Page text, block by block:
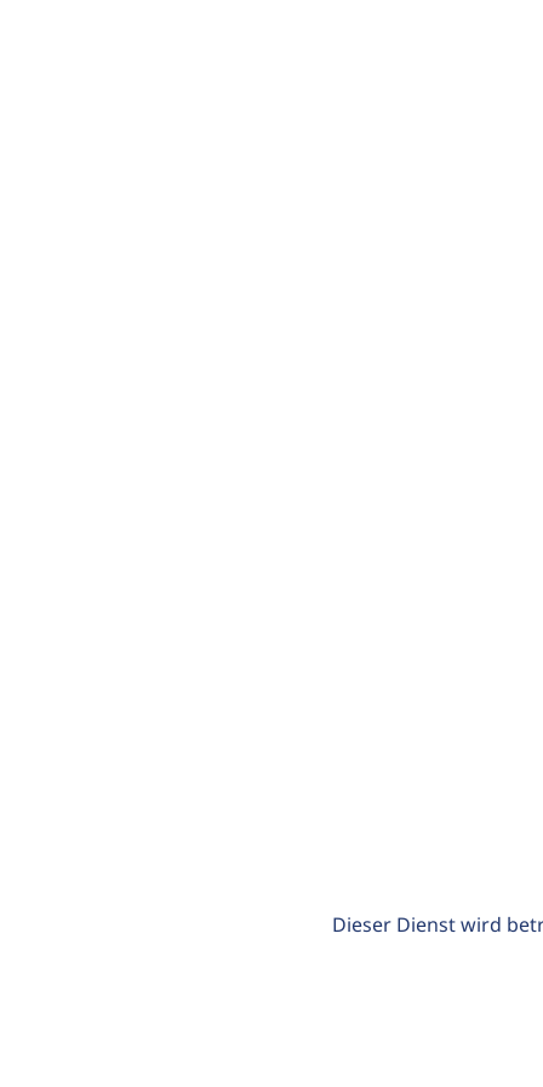
Dieser Dienst wird